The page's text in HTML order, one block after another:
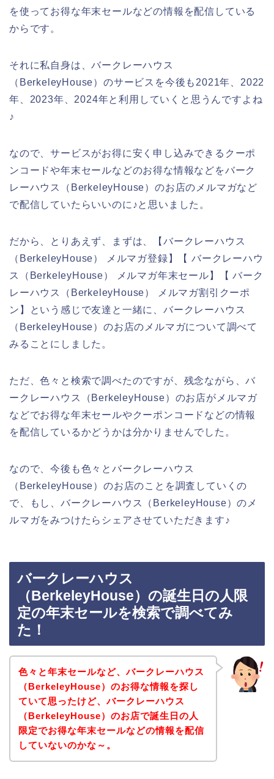
を使ってお得な年末セールなどの情報を配信している
からです。
それに私自身は、バークレーハウス
（BerkeleyHouse）のサービスを今後も2021年、2022
年、2023年、2024年と利用していくと思うんですよね
♪
なので、サービスがお得に安く申し込みできるクーポ
ンコードや年末セールなどのお得な情報などをバーク
レーハウス（BerkeleyHouse）のお店のメルマガなど
で配信していたらいいのに♪と思いました。
だから、とりあえず、まずは、【バークレーハウス
（BerkeleyHouse） メルマガ登録】【 バークレーハウ
ス（BerkeleyHouse） メルマガ年末セール】【 バーク
レーハウス（BerkeleyHouse） メルマガ割引クーポ
ン】という感じで友達と一緒に、バークレーハウス
（BerkeleyHouse）のお店のメルマガについて調べて
みることにしました。
ただ、色々と検索で調べたのですが、残念ながら、バ
ークレーハウス（BerkeleyHouse）のお店がメルマガ
などでお得な年末セールやクーポンコードなどの情報
を配信しているかどうかは分かりませんでした。
なので、今後も色々とバークレーハウス
（BerkeleyHouse）のお店のことを調査していくの
で、もし、バークレーハウス（BerkeleyHouse）のメ
ルマガをみつけたらシェアさせていただきます♪
バークレーハウス
（BerkeleyHouse）の誕生日の人限
定の年末セールを検索で調べてみ
た！
色々と年末セールなど、バークレーハウス
（BerkeleyHouse）のお得な情報を探し
ていて思ったけど、バークレーハウス
（BerkeleyHouse）のお店で誕生日の人
限定でお得な年末セールなどの情報を配信
していないのかな～。